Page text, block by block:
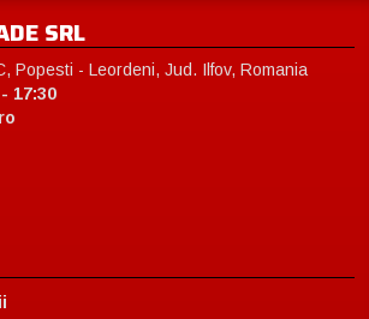
SRL
Popesti - Leordeni, Jud. Ilfov, Romania
17:30